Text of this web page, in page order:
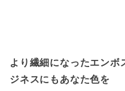
より繊細になったエン
ジネスにもあなた色を